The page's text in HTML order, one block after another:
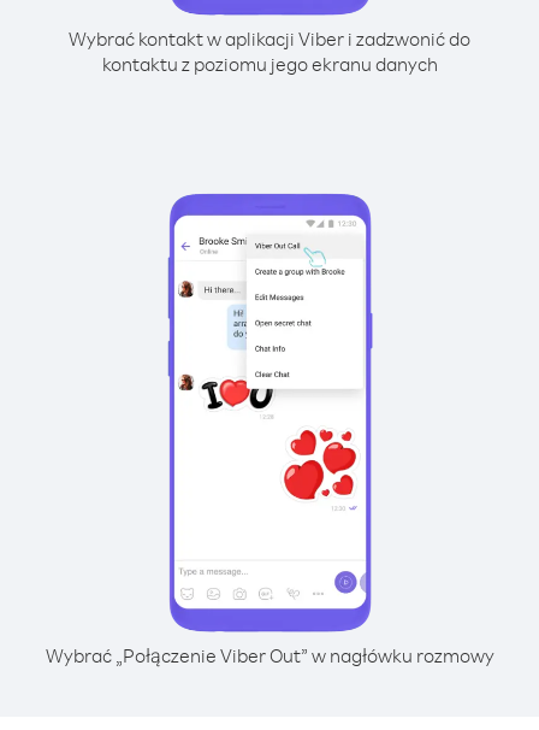
Wybrać kontakt w aplikacji Viber i zadzwonić do
kontaktu z poziomu jego ekranu danych
Wybrać „Połączenie Viber Out” w nagłówku rozmowy